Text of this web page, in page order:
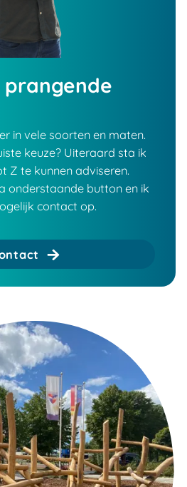
prangende
in vele soorten en maten.
keuze? Uiteraard sta ik
Z te kunnen adviseren.
onderstaande button en ik
contact op.